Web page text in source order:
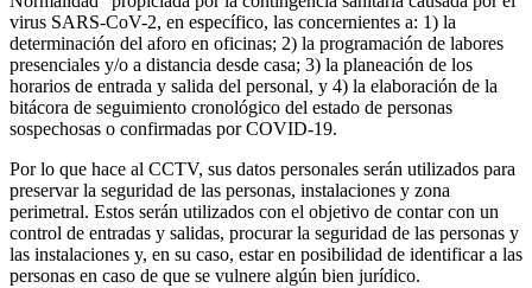
virus SARS-CoV-2, en específico, las concernientes a: 1) la
determinación del aforo en oficinas; 2) la programación de labores
presenciales y/o a distancia desde casa; 3) la planeación de los
horarios de entrada y salida del personal, y 4) la elaboración de la
bitácora de seguimiento cronológico del estado de personas
sospechosas o confirmadas por COVID-19.
Por lo que hace al CCTV, sus datos personales serán utilizados para
preservar la seguridad de las personas, instalaciones y zona
perimetral. Estos serán utilizados con el objetivo de contar con un
control de entradas y salidas, procurar la seguridad de las personas y
las instalaciones y, en su caso, estar en posibilidad de identificar a las
personas en caso de que se vulnere algún bien jurídico.